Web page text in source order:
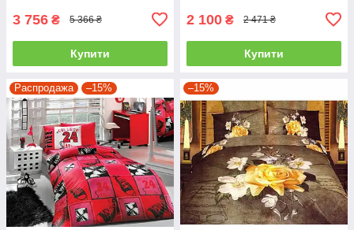
3 756 ₴ 5 366 ₴
Купити
2 100 ₴ 2 471 ₴
Купити
Распродажа –15% –15%